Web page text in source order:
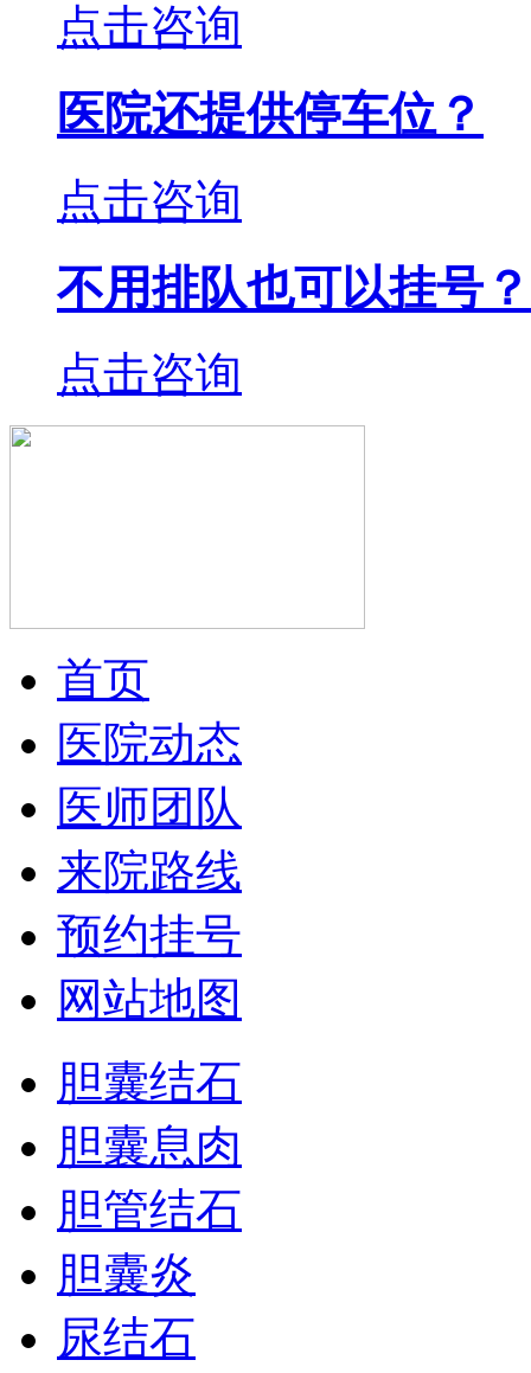
点击咨询
医院还提供停车位？
点击咨询
不用排队也可以挂号？
点击咨询
首页
医院动态
医师团队
来院路线
预约挂号
网站地图
胆囊结石
胆囊息肉
胆管结石
胆囊炎
尿结石